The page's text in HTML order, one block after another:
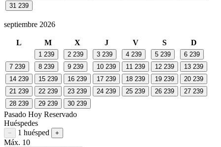
31 239
septiembre 2026
L M X J V S D
1 239 2 239 3 239 4 239 5 239 6 239
7 239 8 239 9 239 10 239 11 239 12 239 13 239
14 239 15 239 16 239 17 239 18 239 19 239 20 239
21 239 22 239 23 239 24 239 25 239 26 239 27 239
28 239 29 239 30 239
Pasado Hoy Reservado
Huéspedes
Restar huésped
− 1 huésped Sumar huésped
+
Máx. 10